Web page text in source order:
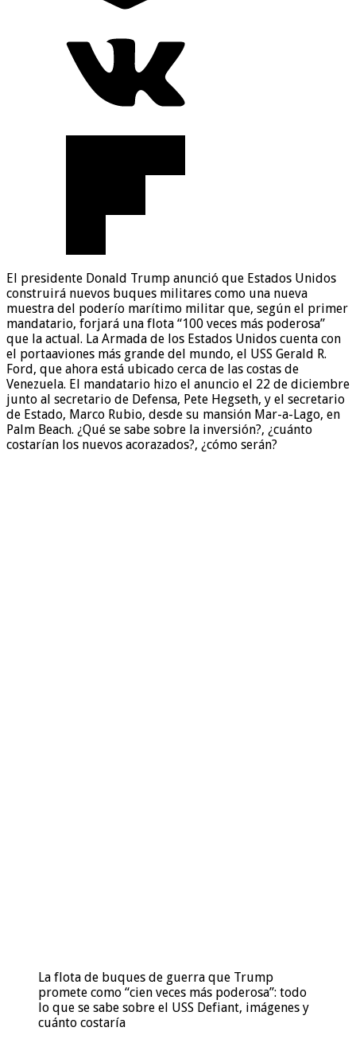
El presidente Donald Trump anunció que Estados Unidos
construirá nuevos buques militares como una nueva
muestra del poderío marítimo militar que, según el primer
mandatario, forjará una flota “100 veces más poderosa”
que la actual. La Armada de los Estados Unidos cuenta con
el portaaviones más grande del mundo, el USS Gerald R.
Ford, que ahora está ubicado cerca de las costas de
Venezuela. El mandatario hizo el anuncio el 22 de diciembre
junto al secretario de Defensa, Pete Hegseth, y el secretario
de Estado, Marco Rubio, desde su mansión Mar-a-Lago, en
Palm Beach. ¿Qué se sabe sobre la inversión?, ¿cuánto
costarían los nuevos acorazados?, ¿cómo serán?
La flota de buques de guerra que Trump
promete como “cien veces más poderosa”: todo
lo que se sabe sobre el USS Defiant, imágenes y
cuánto costaría